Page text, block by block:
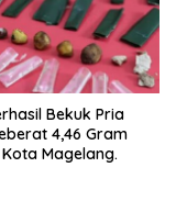
Bekuk Pria
4,46 Gram
Magelang.